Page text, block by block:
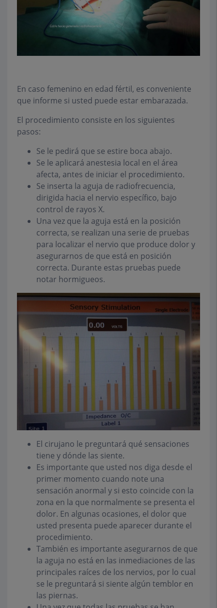
En caso femenino en edad fértil, es conveniente
que informe si usted puede estar embarazada.
El procedimiento consiste en los siguientes
pasos:
Se le pedirá que se estire boca abajo.
Se le aplicará anestesia local en el área
afecta, antes de iniciar el procedimiento.
Se inserta la aguja de radiofrecuencia,
dirigida hacia el nervio específico, bajo
control de rayos X.
Una vez que la aguja está en la posición
correcta, se realizan una serie de pruebas
para localizar el nervio que produce dolor y
asegurarnos de que está en posición
correcta. Durante estas pruebas puede
notar hormigueos.
El cirujano le preguntará qué sensaciones
tiene y dónde las siente.
Es importante que usted nos diga desde el
primer momento cuando note una
sensación anormal y si esto coincide con la
zona en la que normalmente se presenta el
dolor. En algunas ocasiones, el dolor que
usted presenta puede aparecer durante el
procedimiento.
También es importante asegurarnos de que
la aguja no está en las inmediaciones de las
principales raíces de los nervios, por lo cual
se le preguntará si siente algún temblor en
las piernas.